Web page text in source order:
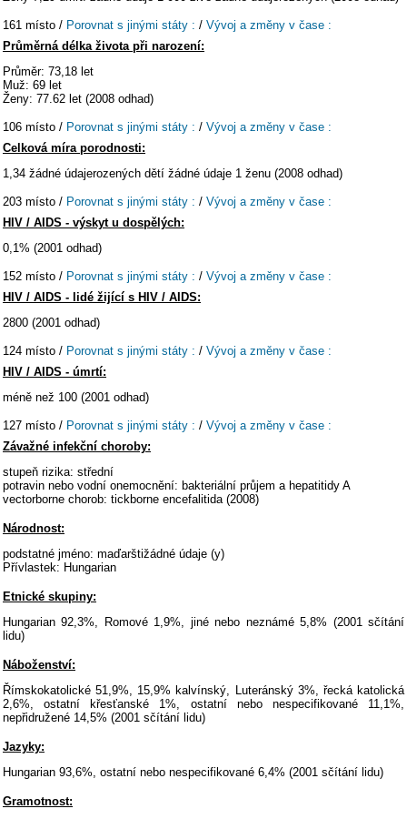
161 místo / Porovnat s jinými státy : / Vývoj a změny v čase :
Průměrná délka života při narození:
Průměr: 73,18 let
Muž: 69 let
Ženy: 77.62 let (2008 odhad)
106 místo / Porovnat s jinými státy : / Vývoj a změny v čase :
Celková míra porodnosti:
1,34 žádné údajerozených dětí žádné údaje 1 ženu (2008 odhad)
203 místo / Porovnat s jinými státy : / Vývoj a změny v čase :
HIV / AIDS - výskyt u dospělých:
0,1% (2001 odhad)
152 místo / Porovnat s jinými státy : / Vývoj a změny v čase :
HIV / AIDS - lidé žijící s HIV / AIDS:
2800 (2001 odhad)
124 místo / Porovnat s jinými státy : / Vývoj a změny v čase :
HIV / AIDS - úmrtí:
méně než 100 (2001 odhad)
127 místo / Porovnat s jinými státy : / Vývoj a změny v čase :
Závažné infekční choroby:
stupeň rizika: střední
potravin nebo vodní onemocnění: bakteriální průjem a hepatitidy A
vectorborne chorob: tickborne encefalitida (2008)
Národnost:
podstatné jméno: maďarštižádné údaje (y)
Přívlastek: Hungarian
Etnické skupiny:
Hungarian 92,3%, Romové 1,9%, jiné nebo neznámé 5,8% (2001 sčítání
lidu)
Náboženství:
Římskokatolické 51,9%, 15,9% kalvínský, Luteránský 3%, řecká katolická
2,6%, ostatní křesťanské 1%, ostatní nebo nespecifikované 11,1%,
nepřidružené 14,5% (2001 sčítání lidu)
Jazyky:
Hungarian 93,6%, ostatní nebo nespecifikované 6,4% (2001 sčítání lidu)
Gramotnost: